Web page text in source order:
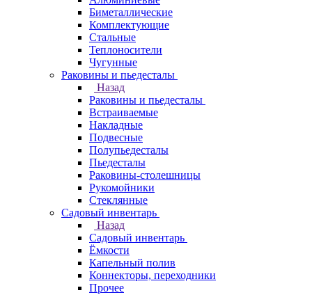
Биметаллические
Комплектующие
Стальные
Теплоносители
Чугунные
Раковины и пьедесталы
Назад
Раковины и пьедесталы
Встраиваемые
Накладные
Подвесные
Полупьедесталы
Пьедесталы
Раковины-столешницы
Рукомойники
Стеклянные
Садовый инвентарь
Назад
Садовый инвентарь
Ёмкости
Капельный полив
Коннекторы, переходники
Прочее